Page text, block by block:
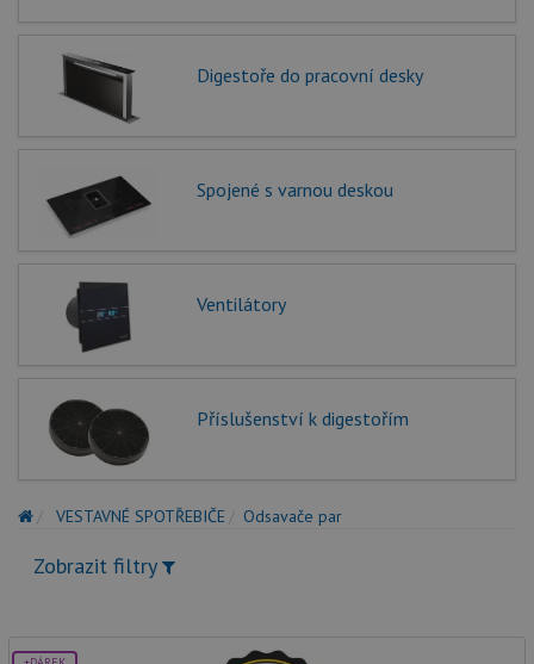
Digestoře do pracovní desky
Spojené s varnou deskou
Ventilátory
Příslušenství k digestořím
VESTAVNÉ SPOTŘEBIČE Odsavače par
Zobrazit filtry